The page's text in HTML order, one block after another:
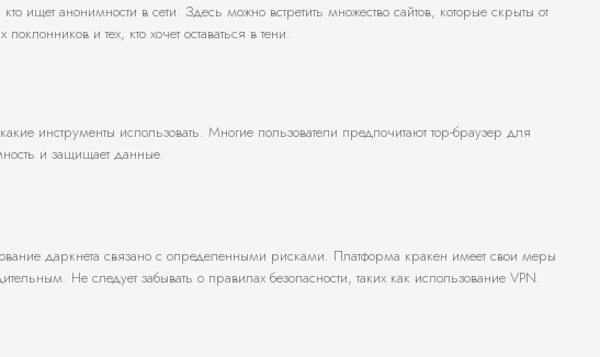
ищет анонимности в сети. Здесь можно встретить множество сайтов, которые скрыты от
и тех, кто хочет оставаться в тени.
инструменты использовать. Многие пользователи предпочитают тор-браузер для
и защищает данные.
даркнета связано с определенными рисками. Платформа кракен имеет свои меры
Не следует забывать о правилах безопасности, таких как использование VPN.